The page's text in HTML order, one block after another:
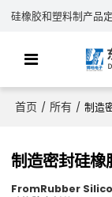
硅橡胶和塑料制产品
首页 / 所有 / 制造
制造密封硅橡
FromRubber